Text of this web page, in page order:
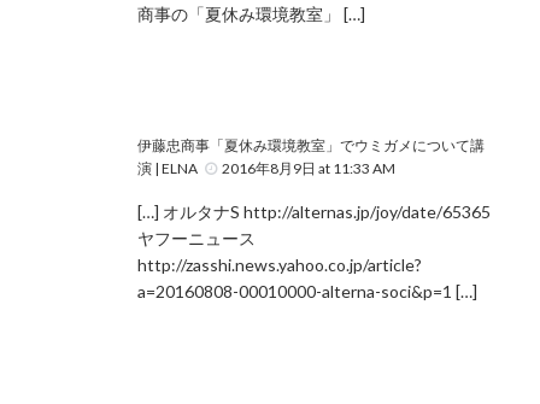
商事の「夏休み環境教室」 […]
伊藤忠商事「夏休み環境教室」でウミガメについて講
演 | ELNA
2016年8月9日 at 11:33 AM
[…] オルタナShttp://alternas.jp/joy/date/65365
ヤフーニュース
http://zasshi.news.yahoo.co.jp/article?
a=20160808-00010000-alterna-soci&p=1 […]